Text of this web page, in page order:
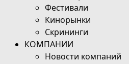
Фестивали
Кинорынки
Скрининги
КОМПАНИИ
Новости компаний